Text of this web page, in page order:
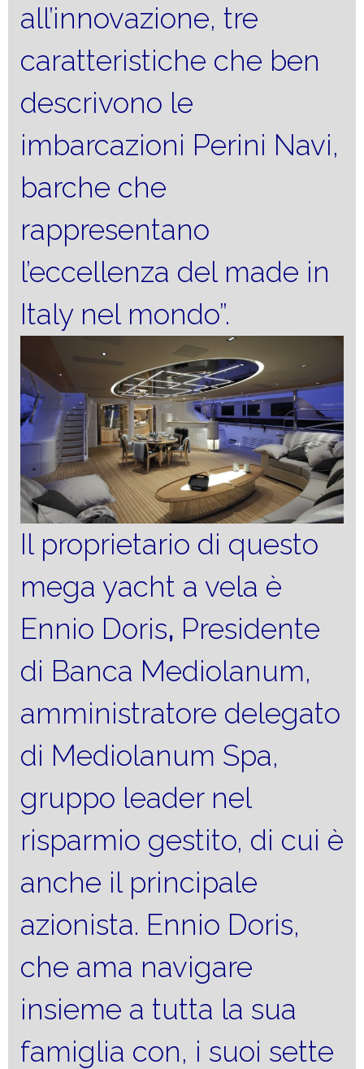
all’innovazione, tre
caratteristiche che ben
descrivono le
imbarcazioni Perini Navi,
barche che
rappresentano
l’eccellenza del made in
Italy nel mondo”.
Il proprietario di questo
mega yacht a vela è
Ennio Doris, Presidente
di Banca Mediolanum,
amministratore delegato
di Mediolanum Spa,
gruppo leader nel
risparmio gestito, di cui è
anche il principale
azionista. Ennio Doris,
che ama navigare
insieme a tutta la sua
famiglia con, i suoi sette